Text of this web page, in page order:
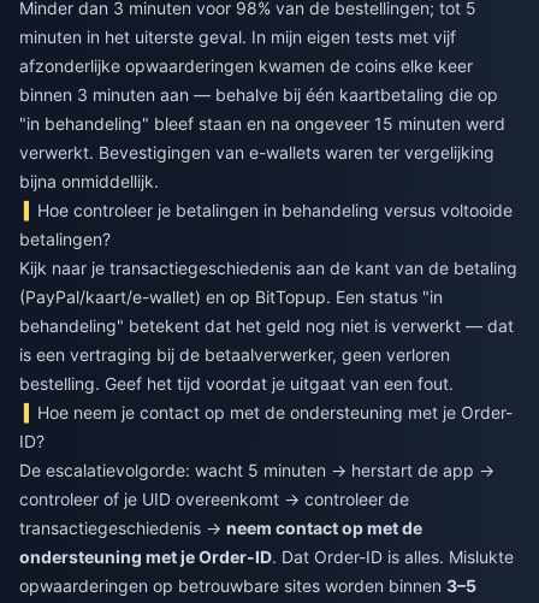
Minder dan 3 minuten voor 98% van de bestellingen; tot 5
minuten in het uiterste geval. In mijn eigen tests met vijf
afzonderlijke opwaarderingen kwamen de coins elke keer
binnen 3 minuten aan — behalve bij één kaartbetaling die op
"in behandeling" bleef staan en na ongeveer 15 minuten werd
verwerkt. Bevestigingen van e-wallets waren ter vergelijking
bijna onmiddellijk.
Hoe controleer je betalingen in behandeling versus voltooide
betalingen?
Kijk naar je transactiegeschiedenis aan de kant van de betaling
(PayPal/kaart/e-wallet) en op BitTopup. Een status "in
behandeling" betekent dat het geld nog niet is verwerkt — dat
is een vertraging bij de betaalverwerker, geen verloren
bestelling. Geef het tijd voordat je uitgaat van een fout.
Hoe neem je contact op met de ondersteuning met je Order-
ID?
De escalatievolgorde: wacht 5 minuten → herstart de app →
controleer of je UID overeenkomt → controleer de
transactiegeschiedenis → neem contact op met de
ondersteuning met je Order-ID. Dat Order-ID is alles. Mislukte
opwaarderingen op betrouwbare sites worden binnen 3–5